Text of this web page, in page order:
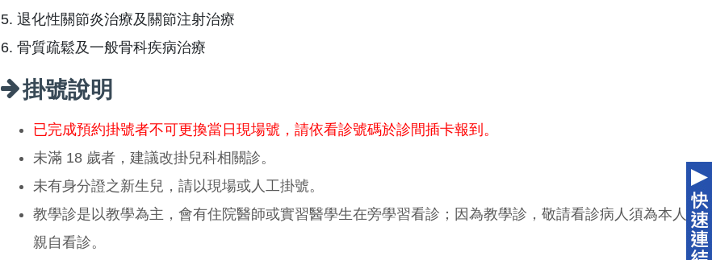
5. 退化性關節炎治療及關節注射治療
6. 骨質疏鬆及一般骨科疾病治療
掛號說明
已完成預約掛號者不可更換當日現場號，請依看診號碼於診間插卡報到。
未滿 18 歲者，建議改掛兒科相關診。
未有身分證之新生兒，請以現場或人工掛號。
教學診是以教學為主，會有住院醫師或實習醫學生在旁學習看診；因為教學診，敬請看診病人須為本人
親自看診。